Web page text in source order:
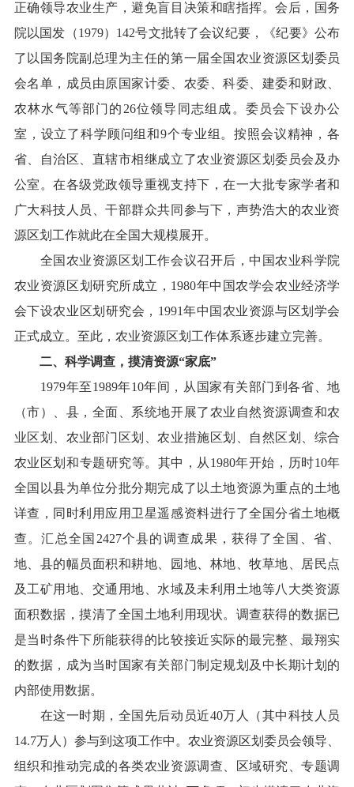
正确领导农业生产，避免盲目决策和瞎指挥。会后，国务
院以国发（1979） 142号文批转了会议纪要，《纪要》公布
了以国务院副总理为主任的第一届全国农业资源区划委员
会名单，成员由原国家计委、农委、科委、建委和财政、
农林水气等部门的 26位领导同志组成。委员会下设办公
室，设立了科学顾问组和9个专业组。按照会议精神，各
省、自治区、直辖市相继成立了农业资源区划委员会及办
公室。在各级党政领导重视支持下，在一大批专家学者和
广大科技人员、干部群众共同参与下，声势浩大的农业资
源区划工作就此在全国大规模展开。
全国农业资源区划工作会议召开后，中国农业科学院
农业资源区划研究所成立， 1980年中国农学会农业经济学
会下设农业区划研究会， 1991年中国农业资源与区划学会
正式成立。至此，农业资源区划工作体系逐步建立完善。
二、科学调查，摸清资源“家底”
1979年至1989年10年间，从国家有关部门到各省、地
（市）、县，全面、系统地开展了农业自然资源调查和农
业区划、农业部门区划、农业措施区划、自然区划、综合
农业区划和专题研究等。其中，从 1980年开始，历时10年
全国以县为单位分批分期完成了以土地资源为重点的土地
详查，同时利用应用卫星遥感资料进行了全国分省土地概
查。汇总全国 2427个县的调查成果，获得了全国、省、
地、县的幅员面积和耕地、园地、林地、牧草地、居民点
及工矿用地、交通用地、水域及未利用土地等八大类资源
面积数据，摸清了全国土地利用现状。调查获得的数据已
是当时条件下所能获得的比较接近实际的最完整、最翔实
的数据，成为当时国家有关部门制定规划及中长期计划的
内部使用数据。
在这一时期，全国先后动员近40万人（其中科技人员
14.7万人）参与到这项工作中。农业资源区划委员会领导、
组织和推动完成的各类农业资源调查、区域研究、专题调